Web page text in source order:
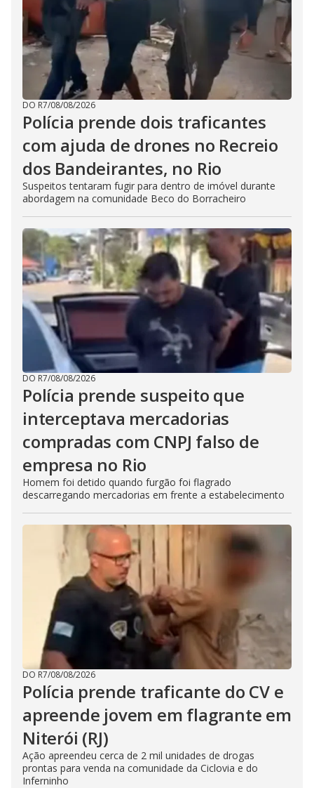
DO R7/08/08/2026
Polícia prende dois traficantes
com ajuda de drones no Recreio
dos Bandeirantes, no Rio
Suspeitos tentaram fugir para dentro de imóvel durante
abordagem na comunidade Beco do Borracheiro
DO R7/08/08/2026
Polícia prende suspeito que
interceptava mercadorias
compradas com CNPJ falso de
empresa no Rio
Homem foi detido quando furgão foi flagrado
descarregando mercadorias em frente a estabelecimento
DO R7/08/08/2026
Polícia prende traficante do CV e
apreende jovem em flagrante em
Niterói (RJ)
Ação apreendeu cerca de 2 mil unidades de drogas
prontas para venda na comunidade da Ciclovia e do
Inferninho